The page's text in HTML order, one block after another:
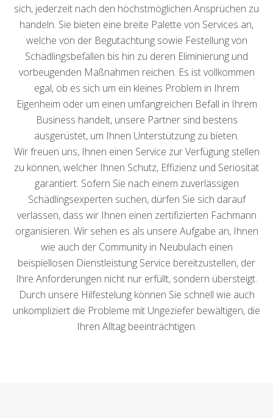
sich, jederzeit nach den höchstmöglichen Ansprüchen zu
handeln. Sie bieten eine breite Palette von Services an,
welche von der Begutachtung sowie Festellung von
Schädlingsbefällen bis hin zu deren Eliminierung und
vorbeugenden Maßnahmen reichen. Es ist vollkommen
egal, ob es sich um ein kleines Problem in Ihrem
Eigenheim oder um einen umfangreichen Befall in Ihrem
Business handelt, unsere Partner sind bestens
ausgerüstet, um Ihnen Unterstützung zu bieten.
Wir freuen uns, Ihnen einen Service zur Verfügung stellen
zu können, welcher Ihnen Schutz, Effizienz und Seriosität
garantiert. Sofern Sie nach einem zuverlässigen
Schädlingsexperten suchen, dürfen Sie sich darauf
verlassen, dass wir Ihnen einen zertifizierten Fachmann
organisieren. Wir sehen es als unsere Aufgabe an, Ihnen
wie auch der Community in Neubulach einen
beispiellosen Dienstleistung Service bereitzustellen, der
Ihre Anforderungen nicht nur erfüllt, sondern übersteigt.
Durch unsere Hilfestelung können Sie schnell wie auch
unkompliziert die Probleme mit Ungeziefer bewältigen, die
Ihren Alltag beeinträchtigen.